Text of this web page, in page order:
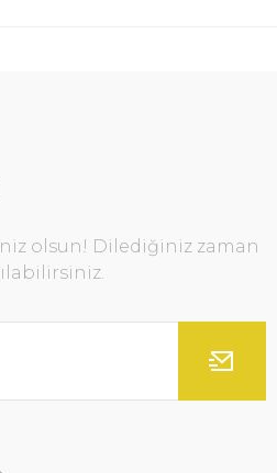
olsun! Dilediğiniz zaman